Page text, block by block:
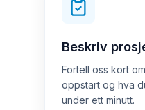
Beskriv
Fortell oss kort
oppstart og hva
under ett minutt.